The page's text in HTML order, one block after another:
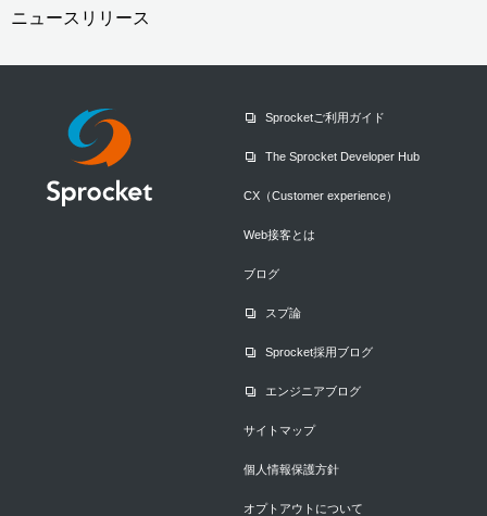
ニュースリリース
Sprocketご利用ガイド
The Sprocket Developer Hub
CX（Customer experience）
Web接客とは
ブログ
スプ論
Sprocket採用ブログ
エンジニアブログ
サイトマップ
個人情報保護方針
オプトアウトについて